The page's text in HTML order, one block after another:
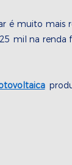
é muito mais
mil na